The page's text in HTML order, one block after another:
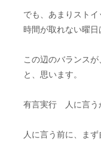
でも、あまりスト
時間が取れない曜日
この辺のバランス
と、思います。
有言実行 人に言う
人に言う前に、まず